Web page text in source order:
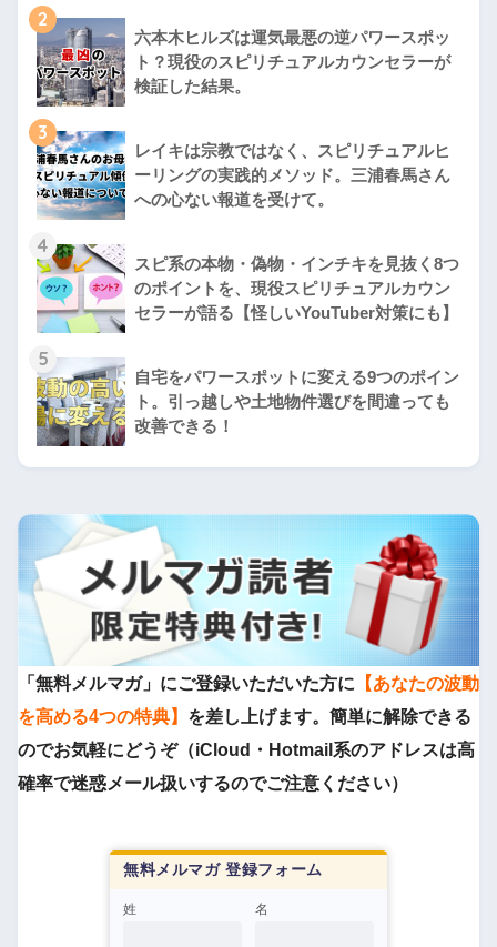
2
六本木ヒルズは運気最悪の逆パワースポッ
ト？現役のスピリチュアルカウンセラーが
検証した結果。
3
レイキは宗教ではなく、スピリチュアルヒ
ーリングの実践的メソッド。三浦春馬さん
への心ない報道を受けて。
4
スピ系の本物・偽物・インチキを見抜く8つ
のポイントを、現役スピリチュアルカウン
セラーが語る【怪しいYouTuber対策にも】
5
自宅をパワースポットに変える9つのポイン
ト。引っ越しや土地物件選びを間違っても
改善できる！
「無料メルマガ」にご登録いただいた方に 【あなたの波動
を高める4つの特典】 を差し上げます。簡単に解除できる
のでお気軽にどうぞ（iCloud・Hotmail系のアドレスは高
確率で迷惑メール扱いするのでご注意ください）
無料メルマガ 登録フォーム
姓 名